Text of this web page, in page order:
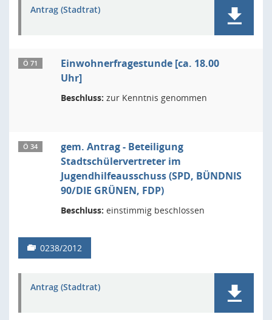
Antrag (Stadtrat)
Ö 71
Einwohnerfragestunde [ca. 18.00
Uhr]
Beschluss: zur Kenntnis genommen
Ö 34
gem. Antrag - Beteiligung
Stadtschülervertreter im
Jugendhilfeausschuss (SPD, BÜNDNIS
90/DIE GRÜNEN, FDP)
Beschluss: einstimmig beschlossen
0238/2012
Antrag (Stadtrat)